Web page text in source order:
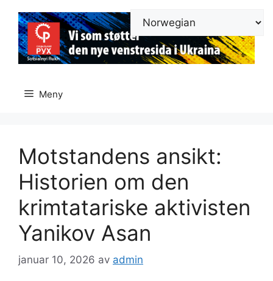
innhold
Meny
Motstandens ansikt:
Historien om den
krimtatariske aktivisten
Yanikov Asan
januar 10, 2026 av admin